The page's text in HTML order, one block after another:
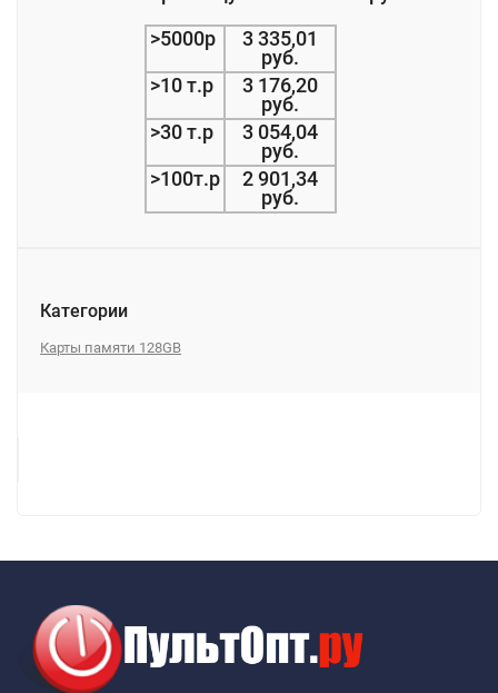
>5000р
3 335,01
руб.
>10 т.р
3 176,20
руб.
>30 т.р
3 054,04
руб.
>100т.р
2 901,34
руб.
Категории
Карты памяти 128GB